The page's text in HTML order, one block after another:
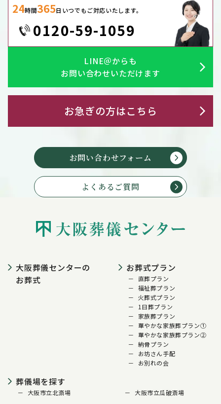
24時間365日いつでもご対応いたします。
0120-59-1059
LINE＠からも
お問い合わせいただけます
お急ぎの方はこちら
お問い合わせフォーム
よくあるご質問
大阪葬儀センターの
お葬式
お葬式プラン
直葬プラン
福祉葬プラン
火葬式プラン
1日葬プラン
家族葬プラン
華やかな家族葬プラン①
華やかな家族葬プラン②
納骨プラン
お坊さん手配
お別れの会
葬儀場を探す
大阪市立北斎場 大阪市立瓜破斎場